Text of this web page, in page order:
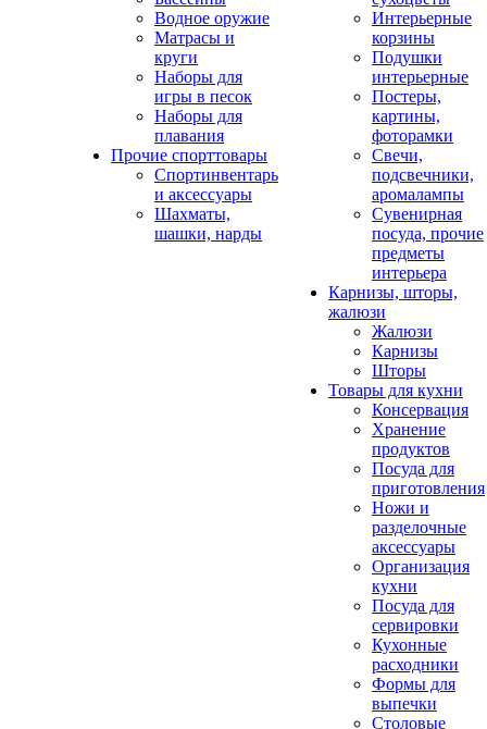
Водное оружие
Матрасы и
круги
Наборы для
игры в песок
Наборы для
плавания
Прочие спорттовары
Спортинвентарь
и аксессуары
Шахматы,
шашки, нарды
Интерьерные
корзины
Подушки
интерьерные
Постеры,
картины,
фоторамки
Свечи,
подсвечники,
аромалампы
Сувенирная
посуда, прочие
предметы
интерьера
Карнизы, шторы,
жалюзи
Жалюзи
Карнизы
Шторы
Товары для кухни
Консервация
Хранение
продуктов
Посуда для
приготовления
Ножи и
разделочные
аксессуары
Организация
кухни
Посуда для
сервировки
Кухонные
расходники
Формы для
выпечки
Столовые